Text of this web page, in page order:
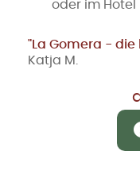
oder im Hotel
"La Gomera - die
Katja M.